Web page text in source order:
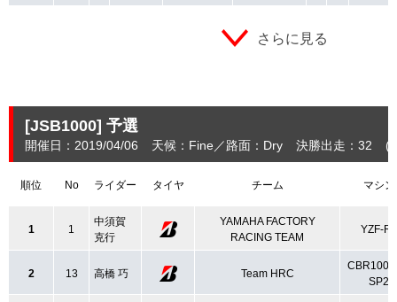
さらに見る
[JSB1000] 予選
開催日：2019/04/06 天候：Fine 路面：Dry 決勝出走：32
順位 No ライダー タイヤ チーム マシン
1 1
中須賀
克行
YAMAHA FACTORY
RACING TEAM
YZF-R1
2 13 高橋 巧 Team HRC
SP2